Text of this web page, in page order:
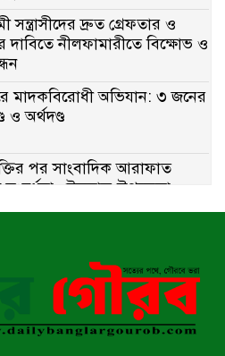
সন্ত্রাসীদের দ্রুত গ্রেফতার ও
দাবিতে নীলফামারীতে বিক্ষোভ ও
মাদকবিরোধী অভিযান: ৩ জনের
ও অর্থদণ্ড
পর সাংবাদিক আরাফাত
সংবর্ধনা, টেকনাফ উপজেলা
ফুলেল শুভেচ্ছা
সীমান্তে স্থলমাইন বিস্ফোরণ:
এক যুবকের পা বিচ্ছিন্ন